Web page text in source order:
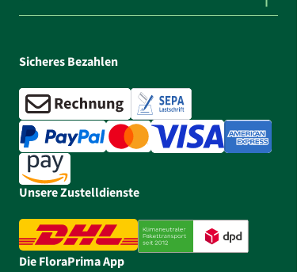
Sicheres Bezahlen
Unsere Zustelldienste
Die FloraPrima App